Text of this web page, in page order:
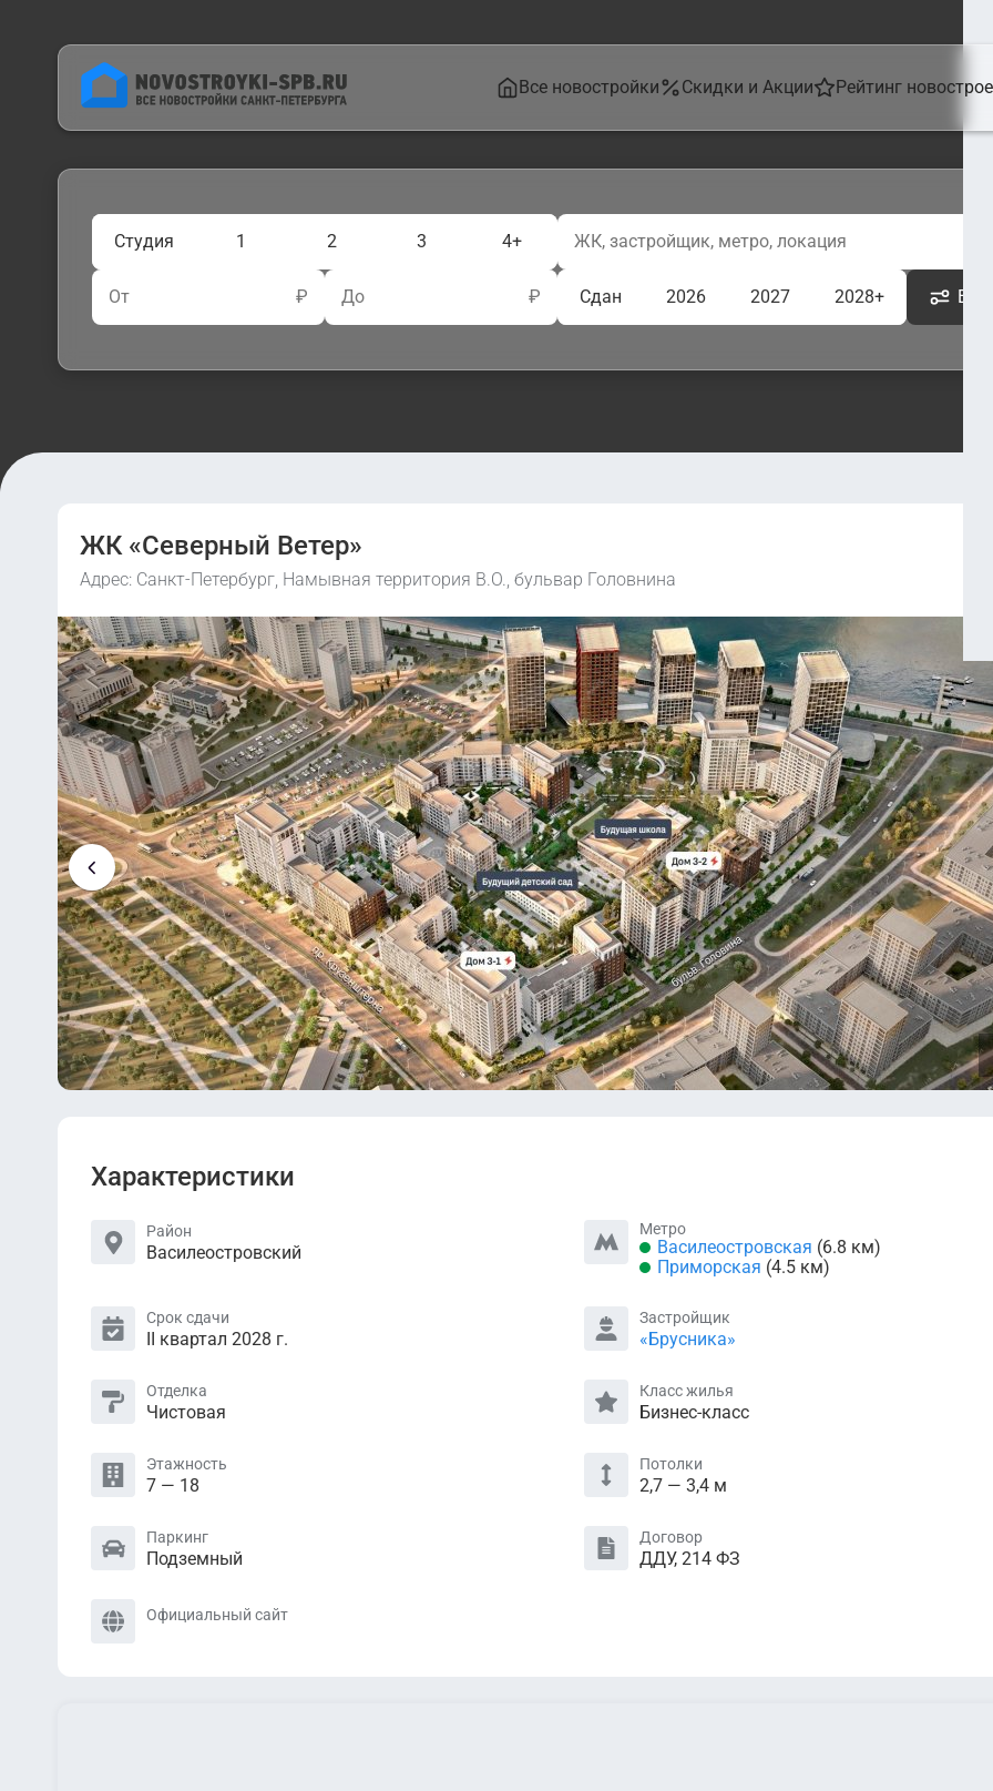
Все новостройки Скидки и Акции Рейтинг
Студия 1 2 3 4+
От ₽ До ₽ Сдан 2026 2027 2028+ Ещё
ЖК «Северный Ветер»
Адрес: Санкт-Петербург, Намывная территория В.О., бульвар Головнина
Характеристики
Район
Василеостровский
Метро
Василеостровская (6.8 км)
Приморская (4.5 км)
Срок сдачи
II квартал 2028 г.
Застройщик
«Брусника»
Отделка
Чистовая
Класс жилья
Бизнес-класс
Этажность
7 — 18
Потолки
2,7 — 3,4 м
Паркинг
Подземный
Договор
ДДУ, 214 ФЗ
Официальный сайт